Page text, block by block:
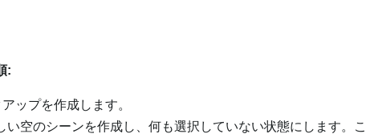
:
ップを作成します。
空のシーンを作成し、何も選択していない状態にします。こ